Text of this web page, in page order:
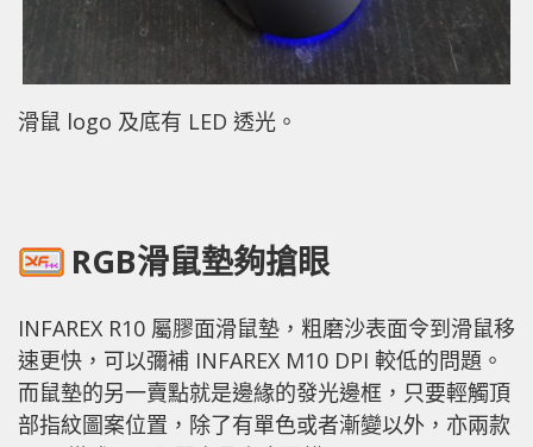
滑鼠 logo 及底有 LED 透光。
RGB滑鼠墊夠搶眼
INFAREX R10 屬膠面滑鼠墊，粗磨沙表面令到滑鼠移
速更快，可以彌補 INFAREX M10 DPI 較低的問題。
而鼠墊的另一賣點就是邊緣的發光邊框，只要輕觸頂
部指紋圖案位置，除了有單色或者漸變以外，亦兩款